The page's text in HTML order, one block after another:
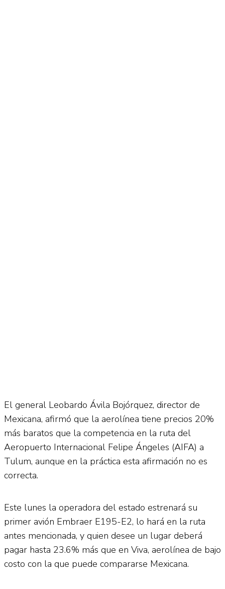
El general Leobardo Ávila Bojórquez, director de
Mexicana, afirmó que la aerolínea tiene precios 20%
más baratos que la competencia en la ruta del
Aeropuerto Internacional Felipe Ángeles (AIFA) a
Tulum, aunque en la práctica esta afirmación no es
correcta.
Este lunes la operadora del estado estrenará su
primer avión Embraer E195-E2, lo hará en la ruta
antes mencionada, y quien desee un lugar deberá
pagar hasta 23.6% más que en Viva, aerolínea de bajo
costo con la que puede compararse Mexicana.